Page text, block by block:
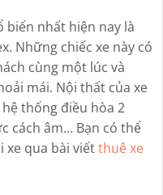
biến nhất hiện nay là
Những chiếc xe này có
cùng một lúc và
mái. Nội thất của xe
thống điều hòa 2
cách âm… Bạn có thể
xe qua bài viếtthuê xe